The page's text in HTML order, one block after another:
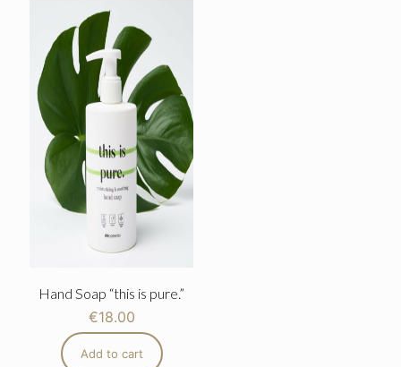
Hand Soap “this is pure.”
€18.00
Add to cart